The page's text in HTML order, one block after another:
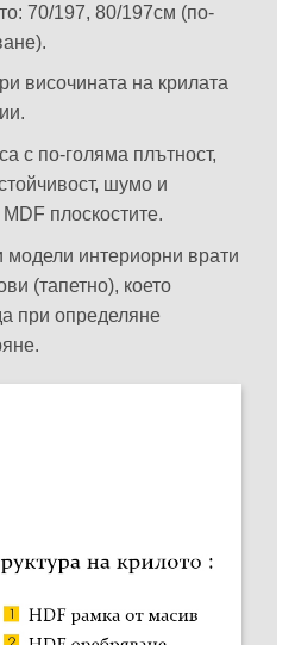
70/197, 80/197см (по-
височината на крилата
с по-голяма плътност,
шумо и
плоскостите.
модели интериорни врати
(тапетно), което
при определяне